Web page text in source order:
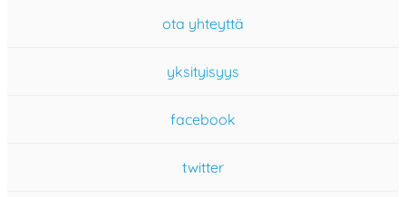
ota yhteyttä
yksityisyys
facebook
twitter